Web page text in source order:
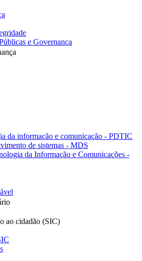
e Governança
da informação e comunicação - PDTIC
de sistemas - MDS
da Informação e Comunicações -
ao cidadão (SIC)